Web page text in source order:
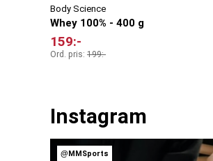
Body Science
Whey 100% - 400 g
159:-
Ord. pris: 199:-
Instagram
@MMSports